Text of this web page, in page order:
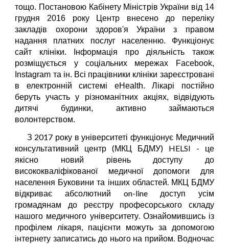
тощо. Постановою Кабінету Міністрів України від 14
грудня 2016 року Центр внесено до переліку
закладів охорони здоров'я України з правом
надання платних послуг населенню. Функціонує
сайт клініки. Інформація про діяльність також
розміщується у соціальних мережах Facebook,
Instagram та ін. Всі працівники клініки зареєстровані
в електронній системі eHealth. Лікарі постійно
беруть участь у різноманітних акціях, відвідують
дитячі будинки, активно займаються
волонтерством.
З 2017 року в університеті функціонує Медичний
консультативний центр (МКЦ БДМУ) HELSI - це
якісно новий рівень доступу до
висококваліфікованої медичної допомоги для
населення Буковини та інших областей. МКЦ БДМУ
відкриває абсолютний on-line доступ усім
громадянам до реєстру професорського складу
нашого медичного університету. Ознайомившись із
профілем лікаря, пацієнти можуть за допомогою
інтернету записатись до нього на прийом. Водночас